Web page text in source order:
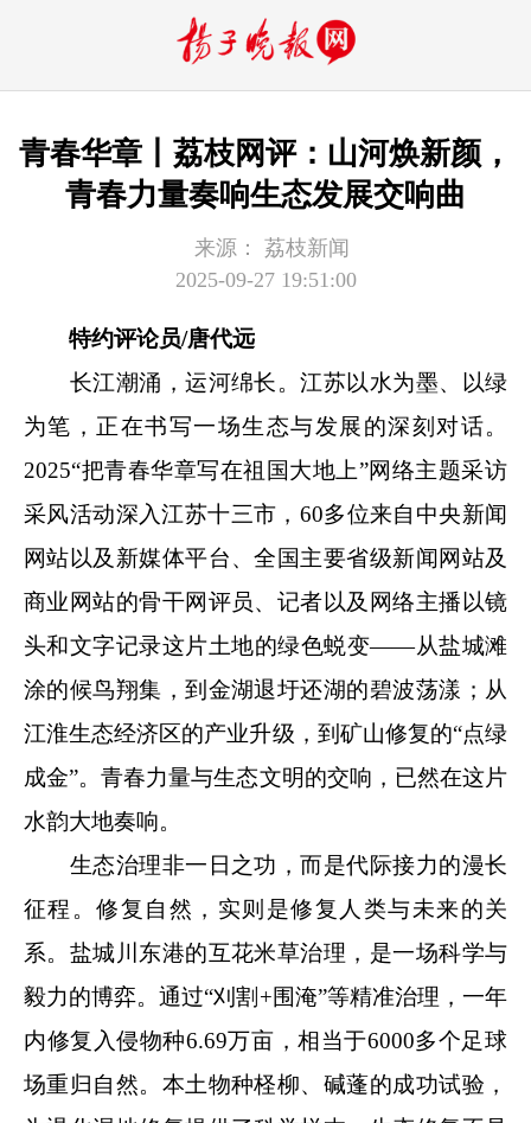
青春华章丨荔枝网评：山河焕新颜，
青春力量奏响生态发展交响曲
来源：
荔枝新闻
2025-09-27 19:51:00
特约评论员/唐代远
长江潮涌，运河绵长。江苏以水为墨、以绿
为笔，正在书写一场生态与发展的深刻对话。
2025“把青春华章写在祖国大地上”网络主题采访
采风活动深入江苏十三市，60多位来自中央新闻
网站以及新媒体平台、全国主要省级新闻网站及
商业网站的骨干网评员、记者以及网络主播以镜
头和文字记录这片土地的绿色蜕变——从盐城滩
涂的候鸟翔集，到金湖退圩还湖的碧波荡漾；从
江淮生态经济区的产业升级，到矿山修复的“点绿
成金”。青春力量与生态文明的交响，已然在这片
水韵大地奏响。
生态治理非一日之功，而是代际接力的漫长
征程。修复自然，实则是修复人类与未来的关
系。盐城川东港的互花米草治理，是一场科学与
毅力的博弈。通过“刈割+围淹”等精准治理，一年
内修复入侵物种6.69万亩，相当于6000多个足球
场重归自然。本土物种柽柳、碱蓬的成功试验，